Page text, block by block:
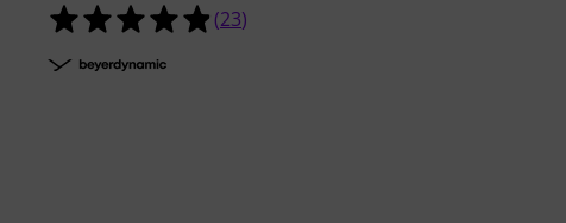
4.9 su 5 stelle su 23 valutazioni dei clienti
(23)